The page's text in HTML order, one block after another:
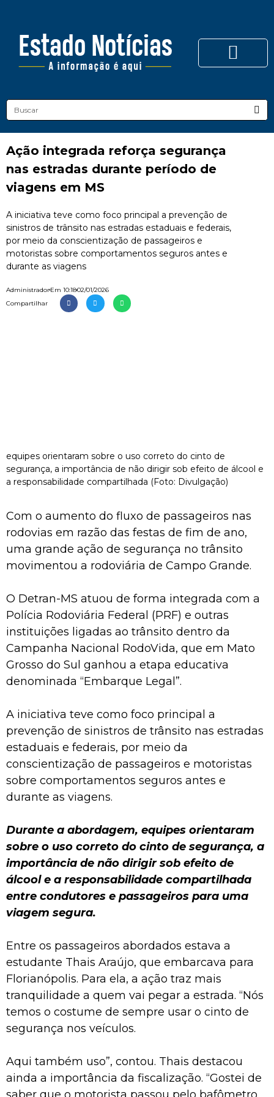
Ação integrada reforça segurança
nas estradas durante período de
viagens em MS
A iniciativa teve como foco principal a prevenção de
sinistros de trânsito nas estradas estaduais e federais,
por meio da conscientização de passageiros e
motoristas sobre comportamentos seguros antes e
durante as viagens
AdministradorEm 10:1802/01/2026
Compartilhar
equipes orientaram sobre o uso correto do cinto de
segurança, a importância de não dirigir sob efeito de álcool e
a responsabilidade compartilhada (Foto: Divulgação)
Com o aumento do fluxo de passageiros nas
rodovias em razão das festas de fim de ano,
uma grande ação de segurança no trânsito
movimentou a rodoviária de Campo Grande.
O Detran-MS atuou de forma integrada com a
Polícia Rodoviária Federal (PRF) e outras
instituições ligadas ao trânsito dentro da
Campanha Nacional RodoVida, que em Mato
Grosso do Sul ganhou a etapa educativa
denominada “Embarque Legal”.
A iniciativa teve como foco principal a
prevenção de sinistros de trânsito nas estradas
estaduais e federais, por meio da
conscientização de passageiros e motoristas
sobre comportamentos seguros antes e
durante as viagens.
Durante a abordagem, equipes orientaram
sobre o uso correto do cinto de segurança, a
importância de não dirigir sob efeito de
álcool e a responsabilidade compartilhada
entre condutores e passageiros para uma
viagem segura.
Entre os passageiros abordados estava a
estudante Thais Araújo, que embarcava para
Florianópolis. Para ela, a ação traz mais
tranquilidade a quem vai pegar a estrada. “Nós
temos o costume de sempre usar o cinto de
segurança nos veículos.
Aqui também uso”, contou. Thais destacou
ainda a importância da fiscalização. “Gostei de
saber que o motorista passou pelo bafômetro.